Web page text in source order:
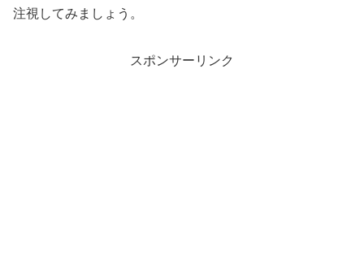
注視してみましょう。
スポンサーリンク